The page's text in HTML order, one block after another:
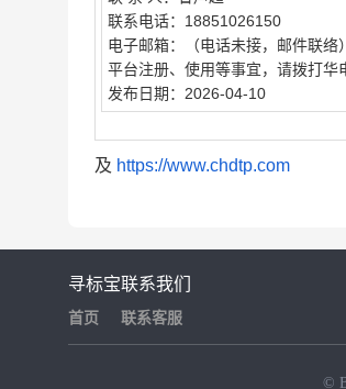
联系电话：18851026150
电子邮箱：（电话未接，邮件联络）
平台注册、使用等事宜，请拨打华
发布日期：2026-04-10
及 https://www.chdtp.com
寻标宝
首页
联系我们
联系客服
©